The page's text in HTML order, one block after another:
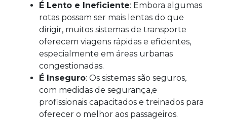
É Lento e Ineficiente: Embora algumas
rotas possam ser mais lentas do que
dirigir, muitos sistemas de transporte
oferecem viagens rápidas e eficientes,
especialmente em áreas urbanas
congestionadas.
É Inseguro: Os sistemas são seguros,
com medidas de segurança,e
profissionais capacitados e treinados para
oferecer o melhor aos passageiros.